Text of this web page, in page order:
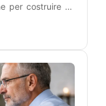
per costruire un